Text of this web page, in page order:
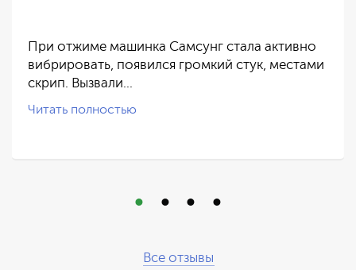
При отжиме машинка Самсунг стала активно
вибрировать, появился громкий стук, местами
скрип. Вызвали…
Читать полностью
Все отзывы